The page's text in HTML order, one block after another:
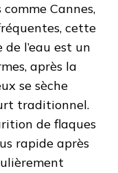
Cannes,
cette
l’eau est un
après la
se sèche
traditionnel.
de flaques
rapide après